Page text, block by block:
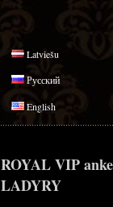
Latviešu
Русский
English
ROYAL VIP
LADYRY